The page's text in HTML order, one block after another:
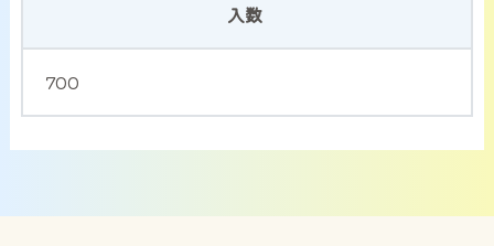
入数
700